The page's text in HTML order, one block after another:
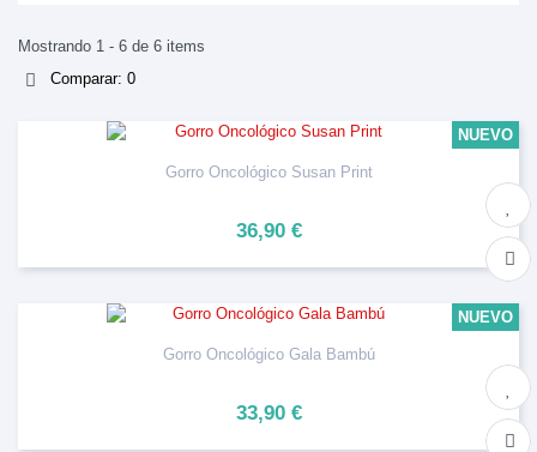
Mostrando 1 - 6 de 6 items
Comparar: 0
NUEVO
Gorro Oncológico Susan Print
36,90 €
NUEVO
Gorro Oncológico Gala Bambú
33,90 €